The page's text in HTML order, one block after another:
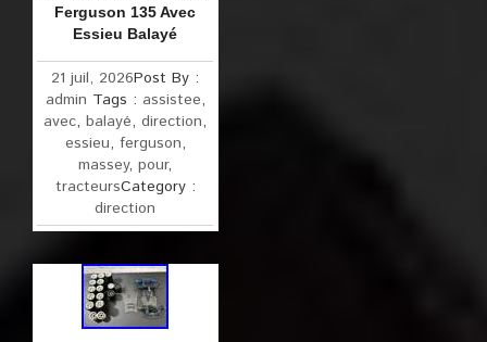
Ferguson 135 Avec
Essieu Balayé
21 juil, 2026Post By :
admin Tags : assistee,
avec,balayé,direction,
essieu, ferguson,
massey,pour,
tracteursCategory :
direction